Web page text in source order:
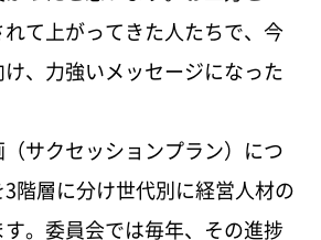
て上がってきた人たちで、今
、力強いメッセージになった
サクセッションプラン）につ
階層に分け世代別に経営人材の
。委員会では毎年、その進捗